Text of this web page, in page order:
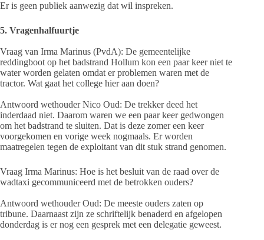
Er is geen publiek aanwezig dat wil inspreken.
5. Vragenhalfuurtje
Vraag van Irma Marinus (PvdA): De gemeentelijke
reddingboot op het badstrand Hollum kon een paar keer niet te
water worden gelaten omdat er problemen waren met de
tractor. Wat gaat het college hier aan doen?
Antwoord wethouder Nico Oud: De trekker deed het
inderdaad niet. Daarom waren we een paar keer gedwongen
om het badstrand te sluiten. Dat is deze zomer een keer
voorgekomen en vorige week nogmaals. Er worden
maatregelen tegen de exploitant van dit stuk strand genomen.
Vraag Irma Marinus: Hoe is het besluit van de raad over de
wadtaxi gecommuniceerd met de betrokken ouders?
Antwoord wethouder Oud: De meeste ouders zaten op
tribune. Daarnaast zijn ze schriftelijk benaderd en afgelopen
donderdag is er nog een gesprek met een delegatie geweest.